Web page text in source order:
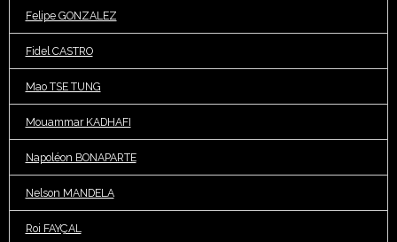
Felipe GONZALEZ
Fidel CASTRO
Mao TSE TUNG
Mouammar KADHAFI
Napoléon BONAPARTE
Nelson MANDELA
Roi FAYÇAL